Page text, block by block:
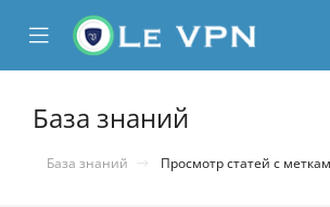
Mobile
Menu
База знаний
База знаний Просмотр статей с